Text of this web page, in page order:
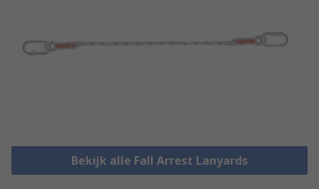
Bekijk alle Fall Arrest Lanyards